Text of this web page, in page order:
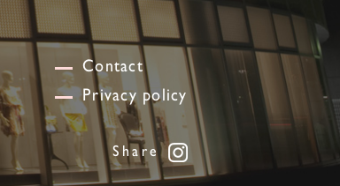
Contact
Privacy policy
Share